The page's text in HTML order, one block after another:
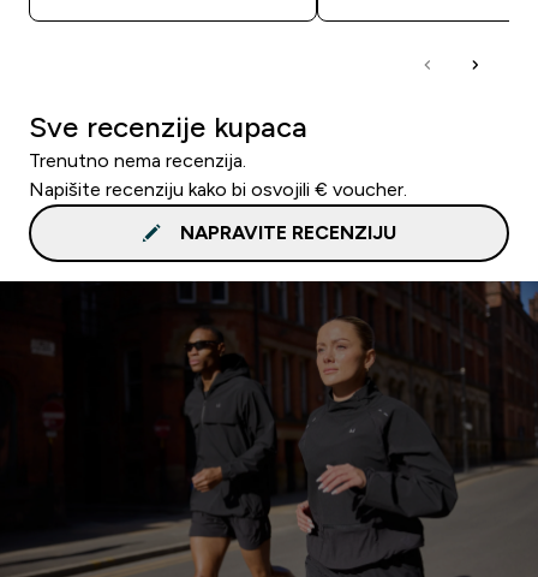
Sve recenzije kupaca
Trenutno nema recenzija.
Napišite recenziju kako bi osvojili € voucher.
NAPRAVITE RECENZIJU